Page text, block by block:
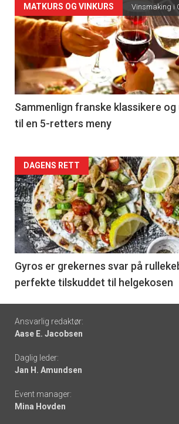
Forsiden
akkurat
nå
-
5
MATKURS OG VINKURS Vinsmaking i
Sammenlign franske klassikere
til en 5-retters meny
Forsiden
akkurat
nå
-
6
DAGENS RETT
Gyros er grekernes svar på
perfekte tilskuddet til helgekosen
Footer
-
links
Ansvarlig redaktør:
Aase E. Jacobsen
Daglig leder:
Jan H. Amundsen
Event manager:
Mina Hovden